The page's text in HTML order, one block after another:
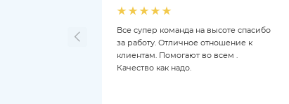
Все супер команда на высоте спасибо
за работу. Отличное отношение к
клиентам. Помогают во всем .
Качество как надо.